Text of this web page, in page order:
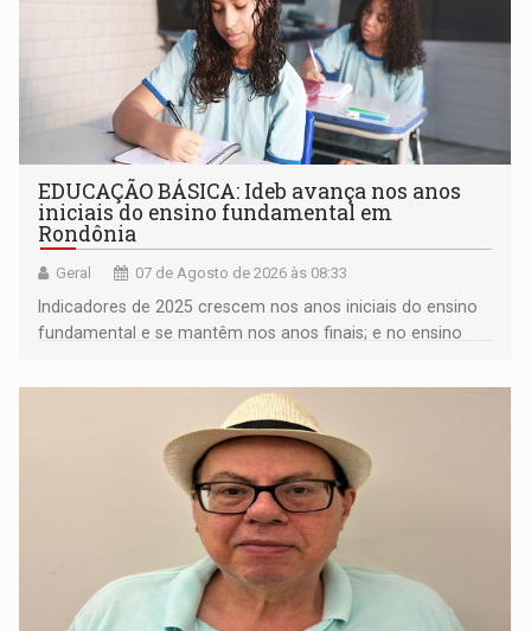
EDUCAÇÃO BÁSICA: Ideb avança nos anos
iniciais do ensino fundamental em
Rondônia
Geral 07 de Agosto de 2026 às 08:33
Indicadores de 2025 crescem nos anos iniciais do ensino
fundamental e se mantêm nos anos finais; e no ensino